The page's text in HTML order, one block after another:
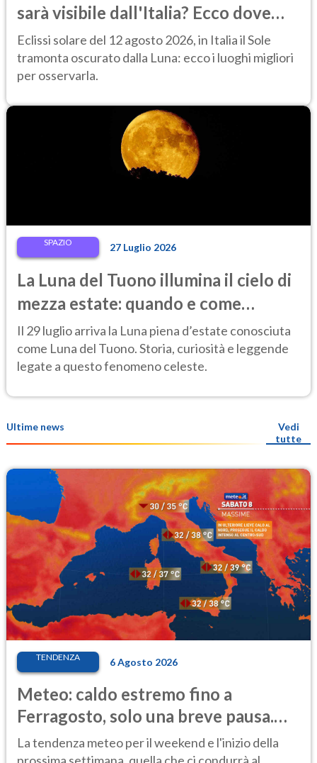
sarà visibile dall'Italia? Ecco dove
ammirarla al tramonto
Eclissi solare del 12 agosto 2026, in Italia il Sole
tramonta oscurato dalla Luna: ecco i luoghi migliori
per osservarla.
SPAZIO 27 Luglio 2026
La Luna del Tuono illumina il cielo di
mezza estate: quando e come
osservarla
Il 29 luglio arriva la Luna piena d’estate conosciuta
come Luna del Tuono. Storia, curiosità e leggende
legate a questo fenomeno celeste.
Ultime news
Vedi
tutte
TENDENZA 6 Agosto 2026
Meteo: caldo estremo fino a
Ferragosto, solo una breve pausa.
Ecco dove
La tendenza meteo per il weekend e l'inizio della